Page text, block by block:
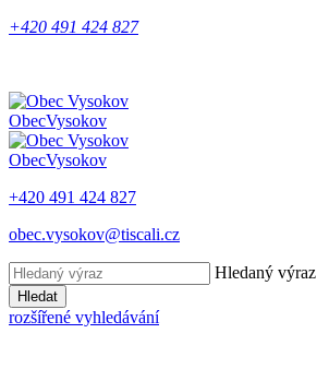
+420 491 424 827
ObecVysokov
ObecVysokov
+420 491 424 827
obec.vysokov@tiscali.cz
Hledaný výraz
Hledat
rozšířené vyhledávání